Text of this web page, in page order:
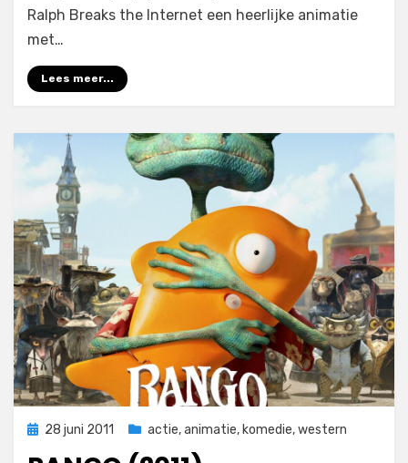
Ralph Breaks the Internet een heerlijke animatie
met…
Lees meer...
Geplaatst
28 juni 2011 actie,animatie, komedie,western